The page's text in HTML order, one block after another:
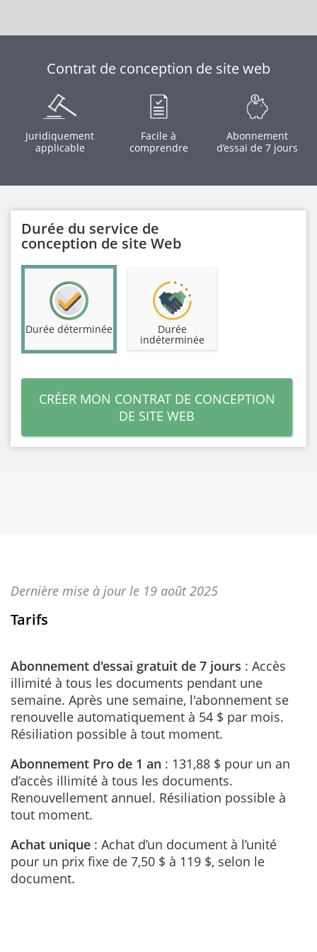
Contrat de conception de site web
Juridiquement
applicable
Facile à
comprendre
Abonnement
d’essai de 7 jours
Durée du service de
conception de site Web
Durée déterminée Durée
indéterminée
CRÉER MON CONTRAT DE CONCEPTION
DE SITE WEB
Dernière mise à jour le 19 août 2025
Tarifs
Abonnement d'essai gratuit de 7 jours : Accès
illimité à tous les documents pendant une
semaine. Après une semaine, l'abonnement se
renouvelle automatiquement à 54 $ par mois.
Résiliation possible à tout moment.
Abonnement Pro de 1 an : 131,88 $ pour un an
d’accès illimité à tous les documents.
Renouvellement annuel. Résiliation possible à
tout moment.
Achat unique : Achat d’un document à l’unité
pour un prix fixe de 7,50 $ à 119 $, selon le
document.